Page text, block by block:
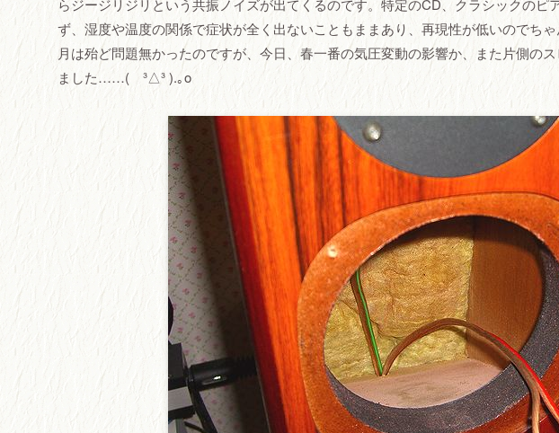
らジージリジリという共振ノイズが出てくるのです。特定のCD、クラシックの
ず、湿度や温度の関係で症状が全く出ないこともままあり、再現性が低いのでち
月は殆ど問題無かったのですが、今日、春一番の気圧変動の影響か、また片側の
ました……( ³△³ ).｡o